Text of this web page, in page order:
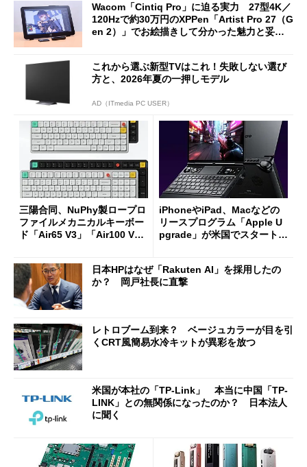
Wacom「Cintiq Pro」に迫る実力 27型4K／
120Hzで約30万円のXPPen「Artist Pro 27（G
en 2）」でお絵描きして分かった魅力と妥協
これから選ぶ新型TVはこれ！失敗しない選び
方と、2026年夏の一押しモデル
AD（ITmedia PC USER）
三陽合同、NuPhy製ロープロ
ファイルメカニカルキーボー
ド「Air65 V3」「Air100 V
iPhoneやiPad、Macなどの
リースプログラム「Apple U
pgrade」が米国でスタート／
ut」が明...
日本HPはなぜ「Rakuten AI」を採用したの
か？ 岡戸社長に直撃
レトロブーム到来？ ベージュカラーが目を引
くCRT風簡易水冷キットが異彩を放つ
米国が本社の「TP-Link」 本当に中国「TP-
LINK」との無関係になったのか？ 日本法人
に聞く